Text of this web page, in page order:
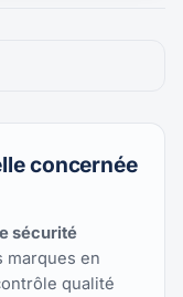
concernée
sécurité
marques en
qualité